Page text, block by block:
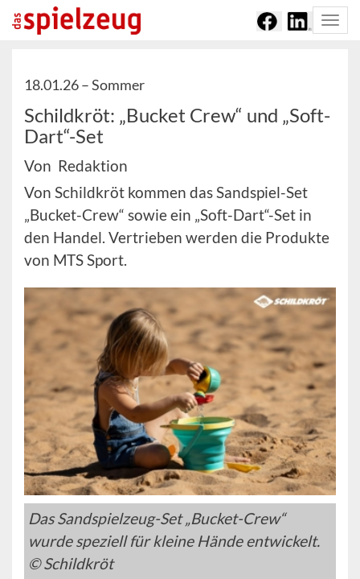
18.01.26 –Sommer
Schildkröt: „Bucket Crew“ und „Soft-
Dart“-Set
Von Redaktion
Von Schildkröt kommen das Sandspiel-Set
„Bucket-Crew“ sowie ein „Soft-Dart“-Set in
den Handel. Vertrieben werden die Produkte
von MTS Sport.
Das Sandspielzeug-Set „Bucket-Crew“
wurde speziell für kleine Hände entwickelt.
© Schildkröt